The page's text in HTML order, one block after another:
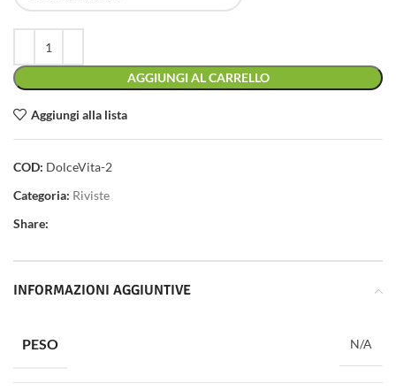
AGGIUNGI AL CARRELLO
Aggiungi alla lista
COD: DolceVita-2
Categoria: Riviste
Share:
INFORMAZIONI AGGIUNTIVE
PESO N/A